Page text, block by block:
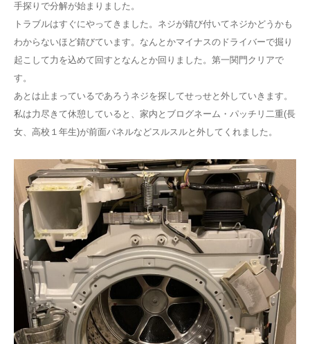
手探りで分解が始まりました。
トラブルはすぐにやってきました。ネジが錆び付いてネジかどうかも
わからないほど錆びています。なんとかマイナスのドライバーで掘り
起こして力を込めて回すとなんとか回りました。第一関門クリアで
す。
あとは止まっているであろうネジを探してせっせと外していきます。
私は力尽きて休憩していると、家内とブログネーム・パッチリ二重(長
女、高校１年生)が前面パネルなどスルスルと外してくれました。